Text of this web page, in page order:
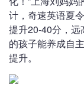
计，奇速英语夏
提升20-40分，
的孩子能养成自
提升。